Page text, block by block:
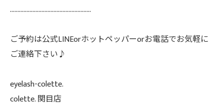
......................................................
ご予約は公式LINEorホットペッパーorお電話でお気軽に
ご連絡下さい♪
eyelash-colette.
colette. 関目店